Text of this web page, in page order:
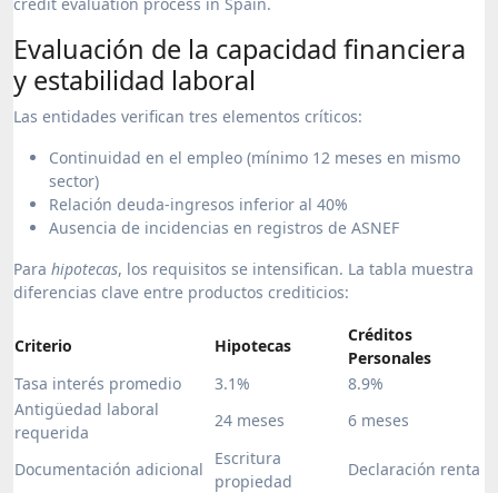
Evaluación de la capacidad financiera
y estabilidad laboral
Las entidades verifican tres elementos críticos:
Continuidad en el empleo (mínimo 12 meses en mismo
sector)
Relación deuda-ingresos inferior al 40%
Ausencia de incidencias en registros de ASNEF
Para hipotecas, los requisitos se intensifican. La tabla muestra
diferencias clave entre productos crediticios:
Criterio Hipotecas
Créditos
Personales
Tasa interés promedio
3.1%
8.9%
Antigüedad laboral
requerida
24 meses 6 meses
Documentación adicional
Escritura
propiedad
Declaración renta